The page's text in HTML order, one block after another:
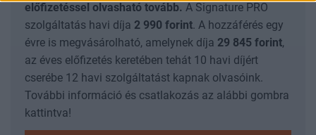
előfizetéssel olvasható tovább. A Signature PRO
szolgáltatás havi díja 2 990 forint. A hozzáférés egy
évre is megvásárolható, amelynek díja 29 845 forint,
az éves előfizetés keretében tehát 10 havi díjért
cserébe 12 havi szolgáltatást kapnak olvasóink.
További információ és csatlakozás az alábbi gombra
kattintva!